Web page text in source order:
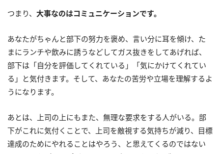
つまり、 大事なのはコミュニケーションです。
あなたがちゃんと部下の努力を褒め、言い分に耳を傾け、た
まにランチや飲みに誘うなどしてガス抜きをしてあげれば、
部下は「自分を評価してくれている」「気にかけてくれてい
る」と気付きます。そして、あなたの苦労や立場を理解するよ
うになります。
あとは、上司の上にもまた、無理な要求をする人がいる。部
下がこれに気付くことで、上司を敵視する気持ちが減り、目標
達成のためにやれることはやろう、と思えてくるのではない